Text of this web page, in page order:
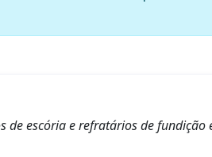
de escória e refratários de